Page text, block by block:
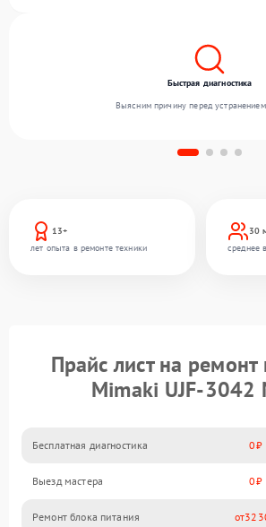
13+
лет опыта в ремонте техники
30
среднее
Быстрая диагностика
Выясним причину перед
Прайс лист на ремонт
Mimaki UJF-3042
Бесплатная диагностика 0
Выезд мастера 0
Ремонт блока питания